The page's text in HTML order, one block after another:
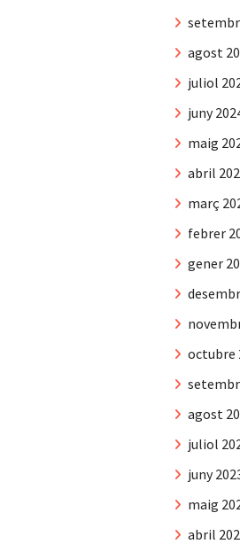
agost
juliol
juny
maig
abril
març
febrer
gener
octubre
agost
juliol
juny
maig
abril